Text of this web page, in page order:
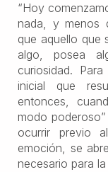
“Hoy
nada, y menos
que aque­llo que
algo, posea
curiosidad.
inicial que
entonces,
modo
ocurrir previo
emoción, se
necesario para